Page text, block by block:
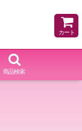
カート
商品検索